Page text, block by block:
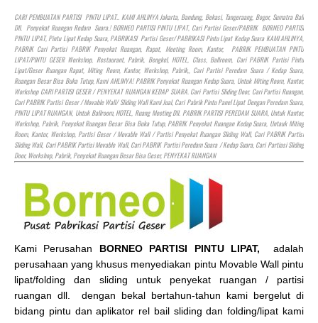
CARI PEMBUATAN PARTISI PINTU LIPAT.. KAMI AHLINYA Jakarta, Bandung, Bekasi, Tangeraang, Bogor, Sumatra Bali
Dll. Penyekat Ruangan Redam Suara.! BORNEO PARTISI PINTU LIPAT, Cari Partisi Geser/PABRIK BORNEO PARTISI
PINTU LIPAT, Pintu Lipat Kedap Suara, PABRIKASI Partisi Geser/ PABRIKASI Pintu Lipat Kedap Suara KAMI AHLINYA,
PABRIK Cari Partisi PABRIK Penyekat Ruangan, Rapat, Meeting Room, Kantor, PABRIK PEMBUATAN PINTU
LIPAT/PINTU GESER Workshop, Restaurant, Pabrik, Bengkel, HOTEL, Class, Ballroom, Cari PABRIK Partisi Pintu
Lipat/Geser Ruangan Rapat, Miting Room, Kantor, Workshop, Pabrik,, Cari Partisi Peredam Suara / Kedap Suara,
Ruangan Besar Bisa Buka Tutup, Kami AHLINYA! PABRIK Penyekat Ruangan Kedap Suara, Untuk Miting Room, Kantor,
Workshop CARI PARTISI GESER / PENYEKAT RUANGAN KEDAP SUARA. Cari Partisi Sliding Door, Cari Partisi Ruangan,
Cari PABRIK Partisi Geser / Movable Wall/ Sliding Wall Kami Jual, Cari Pabrik Pintu Panel Lipat Dengan Peredam Suara,
PINTU LIPAT RUANGAN, Untuk Ballroom,HOTEL, Ruang Meeting Dll. PABRIK PARTISI PEREDAM SUARA, Untuk Kantor,
Workshop, Pabrik, Penyekat Ruangan Besar Bisa Buka Tutup, PABRIK Penyekat Ruangan Kedap Suara, Untauk Miting
Room, Kantor, Workshop, Partisi Geser / Movable Wall / Partisi Penyekat Ruangan Sliding Wall, Cari PABRIK Partisi
Sliding Wall, Cari PABRIK Partisi Movable Wall, Cari PABRIK Partisi Peredam Suara / Kedap Suara, Cari Partiasi Sliding
Door, Workshop, Pabrik, Penyekat Ruangan Besar Bisa Geser, PENYEKAT RUANGAN
Kami Perusahan BORNEO PARTISI PINTU LIPAT, adalah
perusahaan yang khusus menyediakan pintu Movable Wall pintu
lipat/folding dan sliding untuk penyekat ruangan / partisi
ruangan dll. dengan bekal bertahun-tahun kami bergelut di
bidang pintu dan aplikator rel bail sliding dan folding/lipat kami